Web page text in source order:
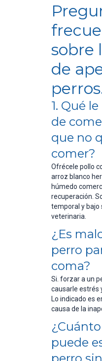
sobre
de
1. Qué
de
que no
comer?
Ofrécele pollo
arroz blanco
húmedo
recuperación.
temporal y bajo
veterinaria.
¿Es
perro
coma?
Si. forzar a un
causarle estrés
Lo indicado es
causa de la
puede
perro